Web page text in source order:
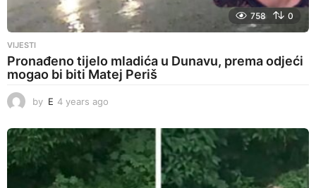
758 0
VIJESTI
Pronađeno tijelo mladića u Dunavu, prema odjeći
mogao bi biti Matej Periš
by E 4 years ago
e
r
s
a